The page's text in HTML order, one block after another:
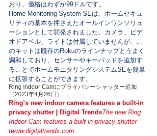
おり、価格はわずか99ドルです。
Home Monitoring System SEは、ホームセキュ
リティの基本を押さえたオールインワンソリュ
ーションとして開発されました。カメラ、ビデ
オドアベル、ライトは付属していませんが、こ
のキットは既存のRokuのラインナップとうまく
調和しており、センサーやキーパッドを追加す
ることでホームモニタリングシステムSEを簡単
に拡張することができます。
Ring Indoor Camにプライバシーシャッター追加
（2023年4月26日）
Ring’s new indoor camera features a built-in
privacy shutter | Digital TrendsThe new Ring
Indoor Cam features a built-in privacy shutter
twww.digitaltrends.com